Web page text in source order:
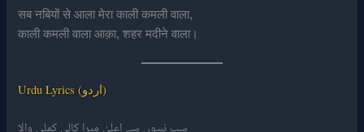
सब नबियों से आला मेरा काली कमली वाला,
काली कमली वाला आक़ा, शहर मदीने वाला।
Urdu Lyrics (اردو)
سب نبیوں سے اعلیٰ میرا کالی کملی والا